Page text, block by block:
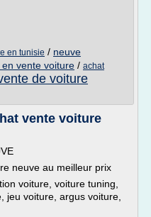
en tunisie / neuve
vente voiture / achat
de voiture
vente voiture
neuve au meilleur prix
voiture, voiture tuning,
jeu voiture, argus voiture,